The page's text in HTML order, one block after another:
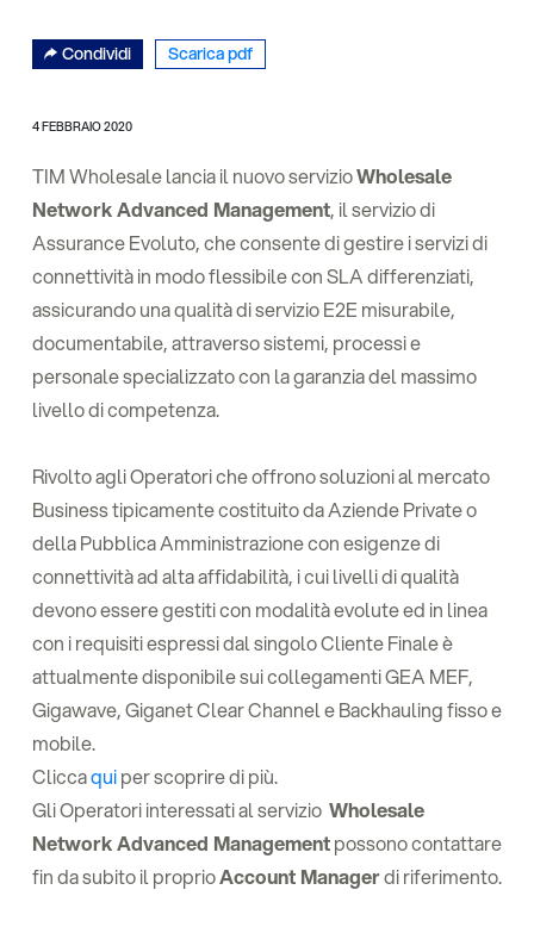
Condividi Scarica pdf
4 FEBBRAIO 2020
TIM Wholesale lancia il nuovo servizioWholesale
Network Advanced Management, il servizio di
Assurance Evoluto, che consente di gestire i servizi di
connettività in modo flessibile con SLA differenziati,
assicurando una qualità di servizio E2E misurabile,
documentabile, attraverso sistemi, processi e
personale specializzato con la garanzia del massimo
livello di competenza.
Rivolto agli Operatori che offrono soluzioni al mercato
Business tipicamente costituito da Aziende Private o
della Pubblica Amministrazione con esigenze di
connettività ad alta affidabilità, i cui livelli di qualità
devono essere gestiti con modalità evolute ed in linea
con i requisiti espressi dal singolo Cliente Finale è
attualmente disponibile sui collegamenti GEA MEF,
Gigawave, Giganet Clear Channel e Backhauling fisso e
mobile.
Cliccaquiper scoprire di più.
Gli Operatori interessati al servizio Wholesale
Network Advanced Managementpossono contattare
fin da subito il proprioAccount Managerdi riferimento.